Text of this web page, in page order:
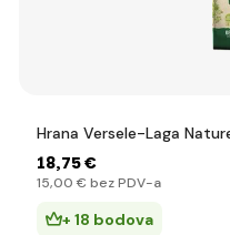
Hrana Versele-Laga
18,75 €
15,00 € bez PDV-a
+ 18 bodova